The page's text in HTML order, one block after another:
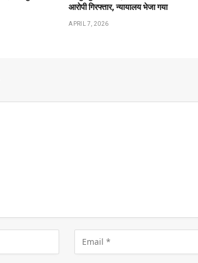
आरोपी गिरफ्तार, न्यायालय भेजा गया
APRIL 7, 2026